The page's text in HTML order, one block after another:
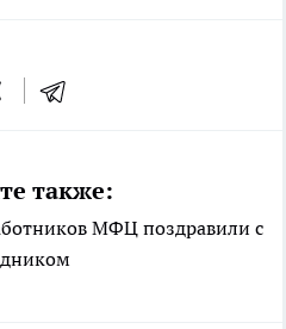
также:
МФЦ поздравили с